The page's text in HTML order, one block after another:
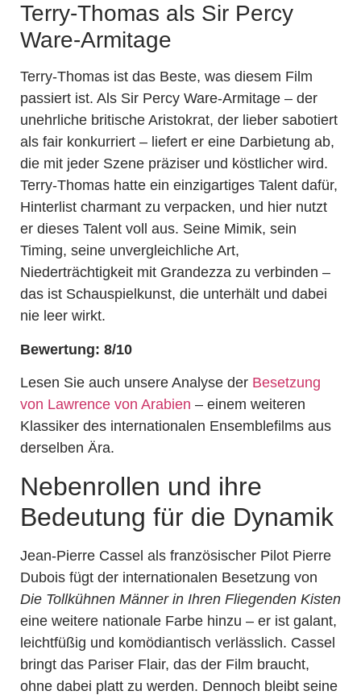
Terry-Thomas als Sir Percy
Ware-Armitage
Terry-Thomas ist das Beste, was diesem Film
passiert ist. Als Sir Percy Ware-Armitage – der
unehrliche britische Aristokrat, der lieber sabotiert
als fair konkurriert – liefert er eine Darbietung ab,
die mit jeder Szene präziser und köstlicher wird.
Terry-Thomas hatte ein einzigartiges Talent dafür,
Hinterlist charmant zu verpacken, und hier nutzt
er dieses Talent voll aus. Seine Mimik, sein
Timing, seine unvergleichliche Art,
Niederträchtigkeit mit Grandezza zu verbinden –
das ist Schauspielkunst, die unterhält und dabei
nie leer wirkt.
Bewertung: 8/10
Lesen Sie auch unsere Analyse der Besetzung
von Lawrence von Arabien – einem weiteren
Klassiker des internationalen Ensemblefilms aus
derselben Ära.
Nebenrollen und ihre
Bedeutung für die Dynamik
Jean-Pierre Cassel als französischer Pilot Pierre
Dubois fügt der internationalen Besetzung von
Die Tollkühnen Männer in Ihren Fliegenden Kisten
eine weitere nationale Farbe hinzu – er ist galant,
leichtfüßig und komödiantisch verlässlich. Cassel
bringt das Pariser Flair, das der Film braucht,
ohne dabei platt zu werden. Dennoch bleibt seine